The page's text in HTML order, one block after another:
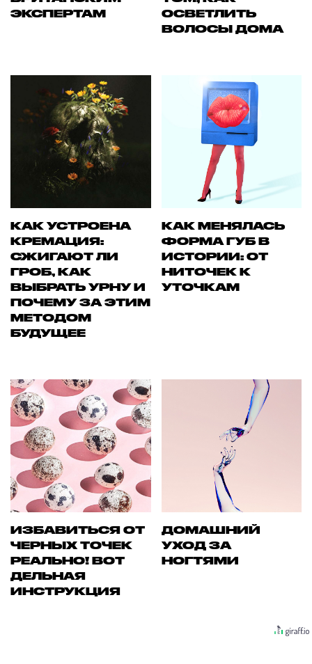
ЭКСПЕРТАМ
ОСВЕТЛИТЬ
ВОЛОСЫ ДОМА
КАК УСТРОЕНА
КРЕМАЦИЯ:
СЖИГАЮТ ЛИ
ГРОБ, КАК
ВЫБРАТЬ УРНУ И
ПОЧЕМУ ЗА ЭТИМ
МЕТОДОМ
БУДУЩЕЕ
КАК МЕНЯЛАСЬ
ФОРМА ГУБ В
ИСТОРИИ: ОТ
НИТОЧЕК К
УТОЧКАМ
ИЗБАВИТЬСЯ ОТ
ЧЕРНЫХ ТОЧЕК
РЕАЛЬНО! ВОТ
ДЕЛЬНАЯ
ИНСТРУКЦИЯ
ДОМАШНИЙ
УХОД ЗА
НОГТЯМИ